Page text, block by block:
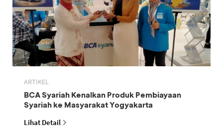
ARTIKEL
BCA Syariah Kenalkan Produk Pembiayaan
Syariah ke Masyarakat Yogyakarta
Lihat Detail